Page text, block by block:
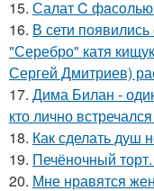
15. Салат C
16. В сети появились
"Серебро" катя
Сергей Дмитриев)
17. Дима Билан -
кто лично
18. Как сделать душ
19. Печёночный
20. Мне нравятся